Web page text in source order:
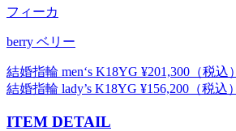
フィーカ
berry ベリー
結婚指輪 men‘s K18YG ¥201,300（税込）
結婚指輪 lady’s K18YG ¥156,200（税込）
ITEM DETAIL